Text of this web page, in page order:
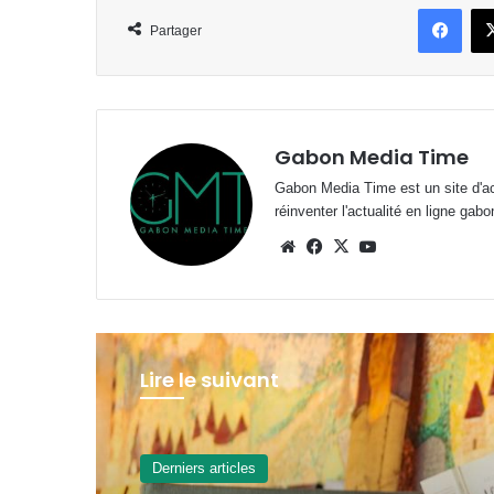
Partager
Gabon Media Time
Gabon Media Time est un site
réinventer l'actualité en ligne
WebsiteFacebook
X
Lire le suivant
Derniers articles